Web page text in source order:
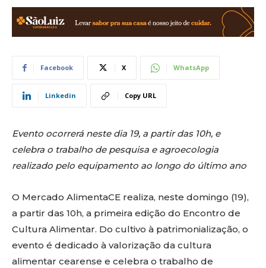
Facebook X WhatsApp
Linkedin Copy URL
Evento ocorrerá neste dia 19, a partir das 10h, e
celebra o trabalho de pesquisa e agroecologia
realizado pelo equipamento ao longo do último ano
O Mercado AlimentaCE realiza, neste domingo (19),
a partir das 10h, a primeira edição do Encontro de
Cultura Alimentar. Do cultivo à patrimonialização, o
evento é dedicado à valorização da cultura
alimentar cearense e celebra o trabalho de